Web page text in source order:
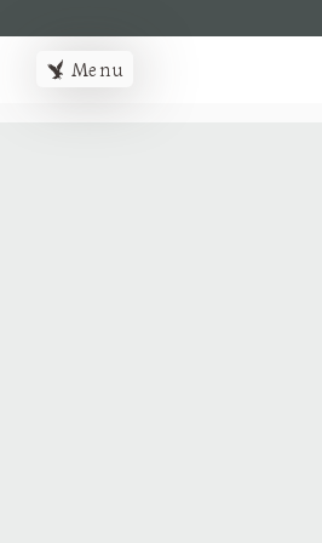
Menu
MENUMENU